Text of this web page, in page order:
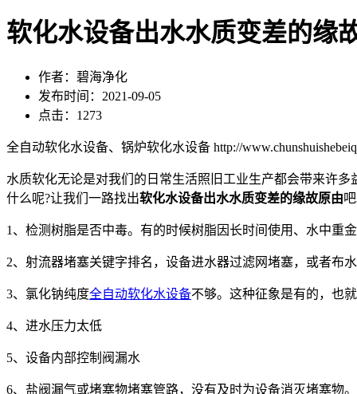
软化水设备出水水质变差的缘
作者：碧海净化
发布时间：2021-09-05
点击：1273
全自动软化水设备、锅炉软化水设备 http://
水质软化无论是对我们的日常生活照旧工业生产都会带来许
什么呢?让我们一路找出软化水设备出水水质变差的缘故原由
1、检测树脂是否中毒。有的时候树脂因长时间使用、水中重
2、射流器堵塞关键字排名，设备进水器过滤网堵塞，或者布
3、氯化钠纯度全自动软化水设备不够。这种征象是有的，也
4、进水压力太低
5、设备内部控制阀漏水
6、盐阀漏气或堵塞物堵塞管路，没有及时为设备消灭堵塞物。